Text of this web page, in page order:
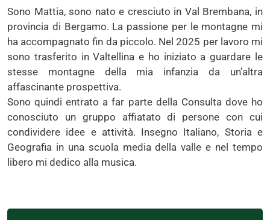
Sono Mattia, sono nato e cresciuto in Val Brembana, in
provincia di Bergamo. La passione per le montagne mi
ha accompagnato fin da piccolo. Nel 2025 per lavoro mi
sono trasferito in Valtellina e ho iniziato a guardare le
stesse montagne della mia infanzia da un’altra
affascinante prospettiva.
Sono quindi entrato a far parte della Consulta dove ho
conosciuto un gruppo affiatato di persone con cui
condividere idee e attività. Insegno Italiano, Storia e
Geografia in una scuola media della valle e nel tempo
libero mi dedico alla musica.